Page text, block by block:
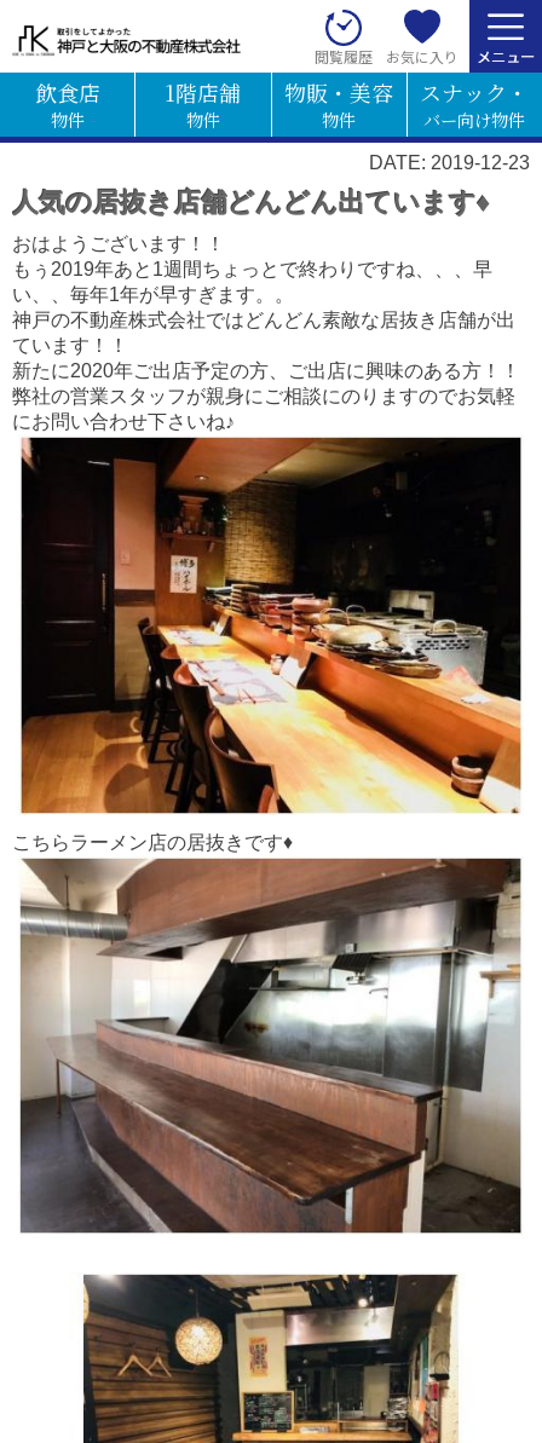
閲覧履歴 お気に入り
飲食店
物件
1階店舗
物件
物販・美容
物件
スナック・
バー向け物件
DATE: 2019-12-23
人気の居抜き店舗どんどん出ています♦
おはようございます！！
もぅ2019年あと1週間ちょっとで終わりですね、、、早
い、、毎年1年が早すぎます。。
神戸の不動産株式会社ではどんどん素敵な居抜き店舗が出
ています！！
新たに2020年ご出店予定の方、ご出店に興味のある方！！
弊社の営業スタッフが親身にご相談にのりますのでお気軽
にお問い合わせ下さいね♪
こちらラーメン店の居抜きです♦